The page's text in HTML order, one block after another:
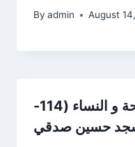
By admin August
محمود الفشني – الفاتحة و النساء (114-